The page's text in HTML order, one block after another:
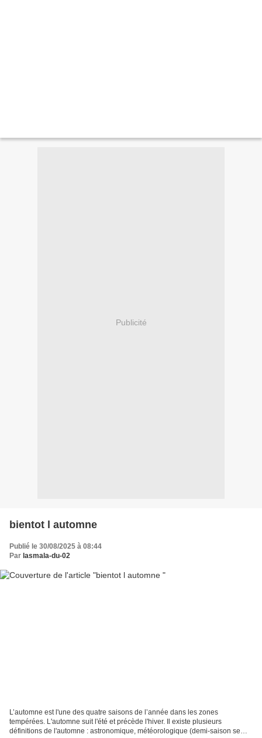
Publicité
bientot l automne
Publié le 30/08/2025 à 08:44
Par lasmala-du-02
L’automne est l'une des quatre saisons de l’année dans les zones
tempérées. L'automne suit l'été et précède l'hiver. Il existe plusieurs
définitions de l'automne : astronomique, météorologique (demi-saison se